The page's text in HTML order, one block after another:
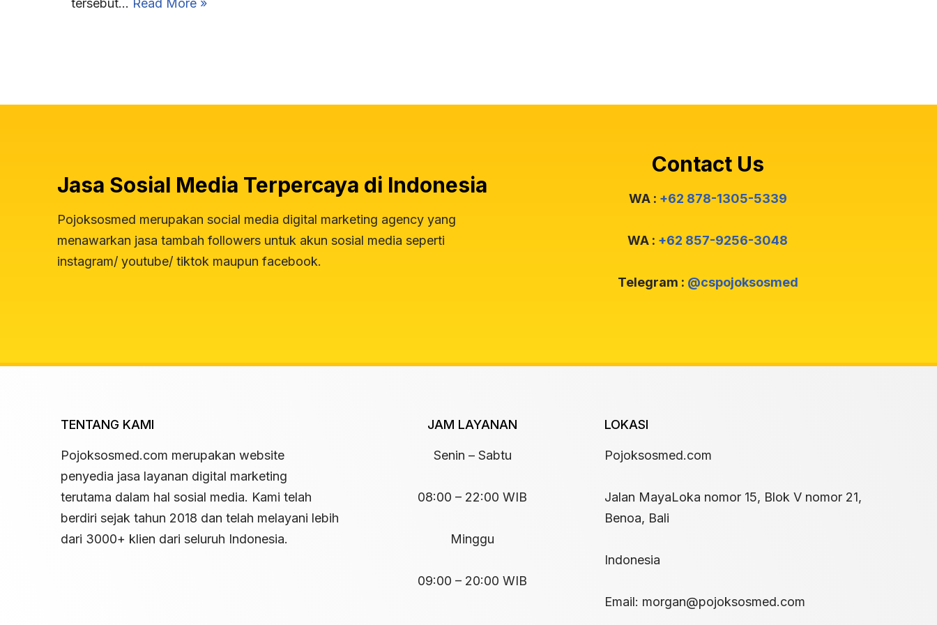
tersebut… Read More »
Jasa Sosial Media Terpercaya di Indonesia
Pojoksosmed merupakan social media digital marketing agency yang
menawarkan jasa tambah followers untuk akun sosial media seperti
instagram/ youtube/ tiktok maupun facebook.
Contact Us
WA : +62 878-1305-5339
WA : +62 857-9256-3048
Telegram : @cspojoksosmed
TENTANG KAMI
Pojoksosmed.com merupakan website
penyedia jasa layanan digital marketing
terutama dalam hal sosial media. Kami telah
berdiri sejak tahun 2018 dan telah melayani lebih
dari 3000+ klien dari seluruh Indonesia.
JAM LAYANAN
Senin – Sabtu
08:00 – 22:00 WIB
Minggu
09:00 – 20:00 WIB
LOKASI
Pojoksosmed.com
Jalan MayaLoka nomor 15, Blok V nomor 21,
Benoa, Bali
Indonesia
Email: morgan@pojoksosmed.com